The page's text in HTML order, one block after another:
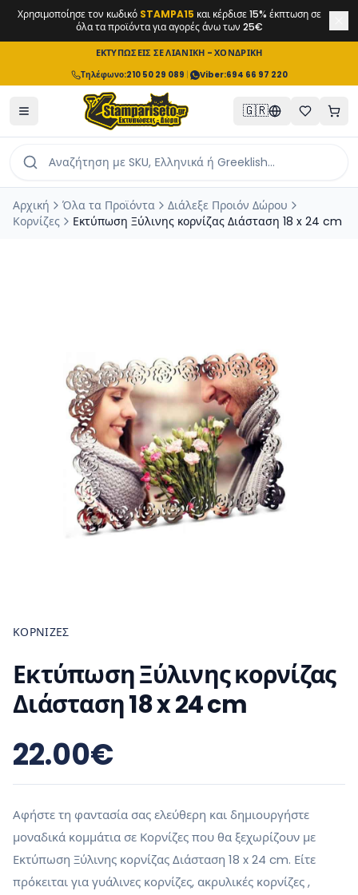
Χρησιμοποίησε τον κωδικό STAMPA15 και κέρδισε 15% έκπτωση σε
όλα τα προϊόντα για αγορές άνω των 25€
ΕΚΤΥΠΩΣΕΙΣ ΣΕ ΛΙΑΝΙΚΗ - ΧΟΝΔΡΙΚΗ
Τηλέφωνο:210 50 29 089 | Viber:694 66 97 220
🇬🇷
Αρχική Όλα τα Προϊόντα
Διάλεξε Προιόν Δώρου
Κορνίζες
Εκτύπωση Ξύλινης κορνίζας Διάσταση 18 x 24 cm
ΚΟΡΝΊΖΕΣ
Εκτύπωση Ξύλινης κορνίζας
Διάσταση 18 x 24 cm
22.00€
Αφήστε τη φαντασία σας ελεύθερη και δημιουργήστε
μοναδικά κομμάτια σε Κορνίζες που θα ξεχωρίζουν με
Εκτύπωση Ξύλινης κορνίζας Διάσταση 18 x 24 cm. Είτε
πρόκειται για γυάλινες κορνίζες, ακρυλικές κορνίζες ,